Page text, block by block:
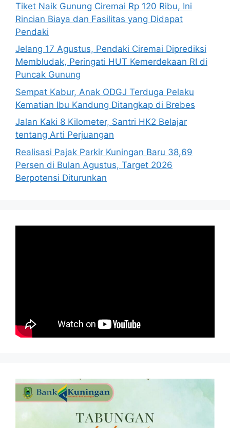
Tiket Naik Gunung Ciremai Rp 120 Ribu, Ini
Rincian Biaya dan Fasilitas yang Didapat
Pendaki
Jelang 17 Agustus, Pendaki Ciremai Diprediksi
Membludak, Peringati HUT Kemerdekaan RI di
Puncak Gunung
Sempat Kabur, Anak ODGJ Terduga Pelaku
Kematian Ibu Kandung Ditangkap di Brebes
Jalan Kaki 8 Kilometer, Santri HK2 Belajar
tentang Arti Perjuangan
Realisasi Pajak Parkir Kuningan Baru 38,69
Persen di Bulan Agustus, Target 2026
Berpotensi Diturunkan